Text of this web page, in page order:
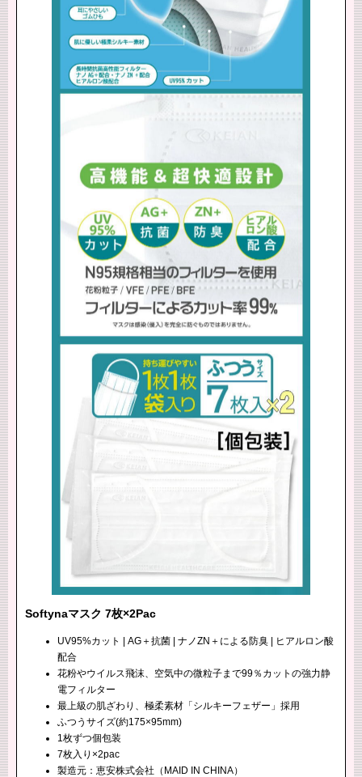
Softynaマスク 7枚×2Pac
UV95%カット | AG＋抗菌 | ナノZN＋による防臭 | ヒアルロン酸
配合
花粉やウイルス飛沫、空気中の微粒子まで99％カットの強力静
電フィルター
最上級の肌ざわり、極柔素材「シルキーフェザー」採用
ふつうサイズ(約175×95mm)
1枚ずつ個包装
7枚入り×2pac
製造元：恵安株式会社（MAID IN CHINA）